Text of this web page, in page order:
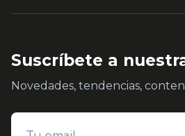
Suscríbete a
Novedades, tendencias,